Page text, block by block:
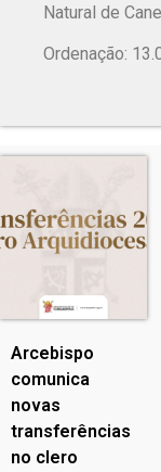
Natural de
Ordenação:
Arcebispo
comunica
novas
transferências
no clero